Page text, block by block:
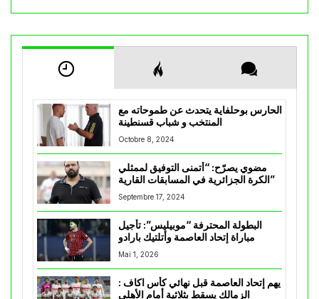
الحارس بوحلفاية يتحدث عن طموحاته مع
المنتخب و شباب قسنطينة
Octobre 8, 2024
مضوي يصرّح: “أتمنى التوفيق لممثلي
الكرة الجزائرية في المسابقات القارية”
Septembre 17, 2024
البطولة المحترفة “موبيليس”: تأجيل
مباراة إتحاد العاصمة وأتلتيك بارادو
Mai 1, 2026
يهم إتحاد العاصمة قبل نهائي كأس اكاف :